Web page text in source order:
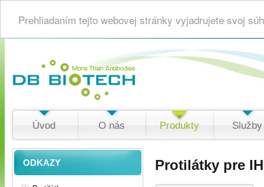
Prehliadaním tejto webovej stránky vyjadrujete svoj
Úvod O nás Produkty Služby
ODKAZY Protilátky pre